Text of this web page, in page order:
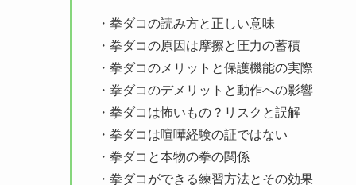
・拳ダコの読み方と正しい意味
・拳ダコの原因は摩擦と圧力の蓄積
・拳ダコのメリットと保護機能の実際
・拳ダコのデメリットと動作への影響
・拳ダコは怖いもの？リスクと誤解
・拳ダコは喧嘩経験の証ではない
・拳ダコと本物の拳の関係
・拳ダコができる練習方法とその効果